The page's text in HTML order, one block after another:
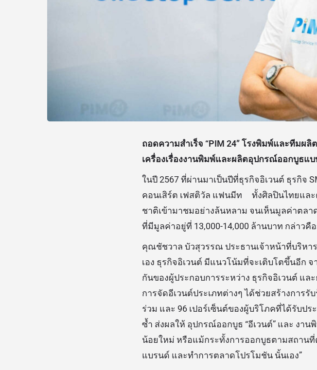
ถอดความสำเร็จ “PIM 24” โรงพิมพ์และทีมผลิ
เครื่องเรื่องงานพิมพ์และผลิตอุปกรณ์ออกบูธแบ
ในปี 2567 ที่ผ่านมาเป็นปีที่ธุรกิจอิเวนต์ ธุรกิจ
คอนเสิร์ต เฟสติวัล แฟนมีท ทั้งศิลปินไทยและ
ชาติเข้ามาชมอย่างล้นหลาม จนเห็นมูลค่าตลา
ที่มีมูลค่าอยู่ที่ 13,000-14,000 ล้านบาท กล่าว
คุณชัชวาล บัวสุวรรณ ประธานเจ้าหน้าที่บริหา
เอง ธุรกิจอิเวนต์ มีแนวโน้มที่จะเติบโตขึ้นอีก
กันของผู้ประกอบการระหว่าง ธุรกิจอิเวนต์ แ
การจัดอีเวนต์ประเภทต่างๆ ได้ช่วยสร้างการรั
ร่วม และ 96 เปอร์เซ็นต์ของผู้บริโภคที่ได้รับป
ซ้ำ ส่งผลให้ อุปกรณ์ออกบูธ “อีเวนต์” และ งาน
น้อยใหม่ หรือแม้กระทั้งการออกบูธตามสถานที่
แบรนด์ และทำการตลาดโปรโมชัน นั้นเอง”